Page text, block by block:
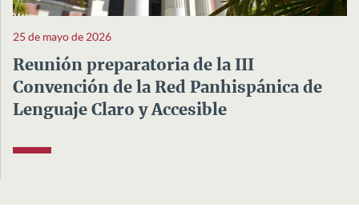
25 de mayo de 2026
Reunión preparatoria de la III
Convención de la Red Panhispánica de
Lenguaje Claro y Accesible